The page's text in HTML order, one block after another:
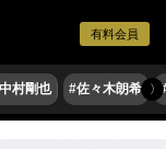
有料会員
村剛也 #佐々木朗希 〉